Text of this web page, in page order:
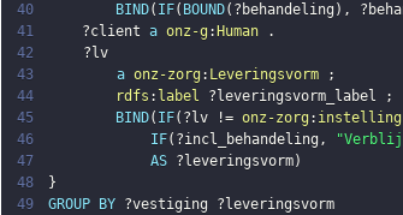
40
BIND( IF( BOUND( ?behandeling ) ,
41
?client a onz-g : Human
.
42
?lv
43
a onz-zorg : Leveringsvorm
;
44
rdfs : label ?leveringsvorm_label
;
45
BIND( IF( ?lv != onz-zorg : instelling
46
IF( ?incl_behandeling ,
47
AS ?leveringsvorm)
48
}
49
GROUP BY ?vestiging
?leveringsvorm